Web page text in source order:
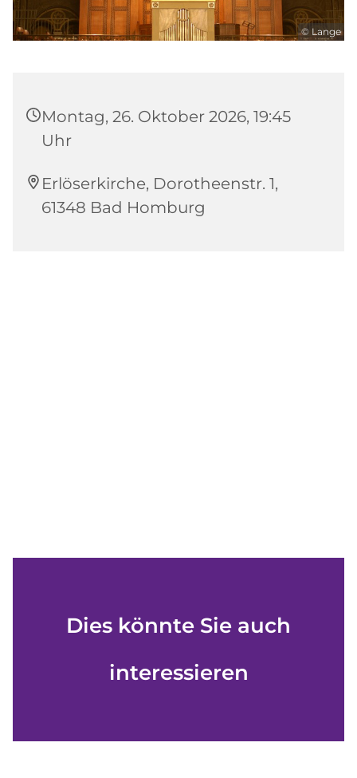
© Lange
Montag, 26. Oktober 2026, 19:45
Uhr
Erlöserkirche, Dorotheenstr. 1,
61348 Bad Homburg
Dies könnte Sie auch
interessieren